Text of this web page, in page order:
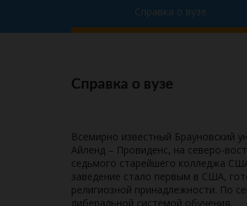
Справка о вузе
Справка о вузе
Всемирно известный Брауновский
Айленд – Провиденс, на северо-
седьмого старейшего колледжа
заведение стало первым в США,
религиозной принадлежности. По
либеральной системой обучения.